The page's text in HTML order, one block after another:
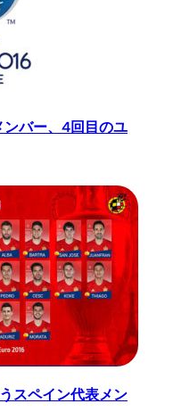
バー、4回目のユ
スペイン代表メン